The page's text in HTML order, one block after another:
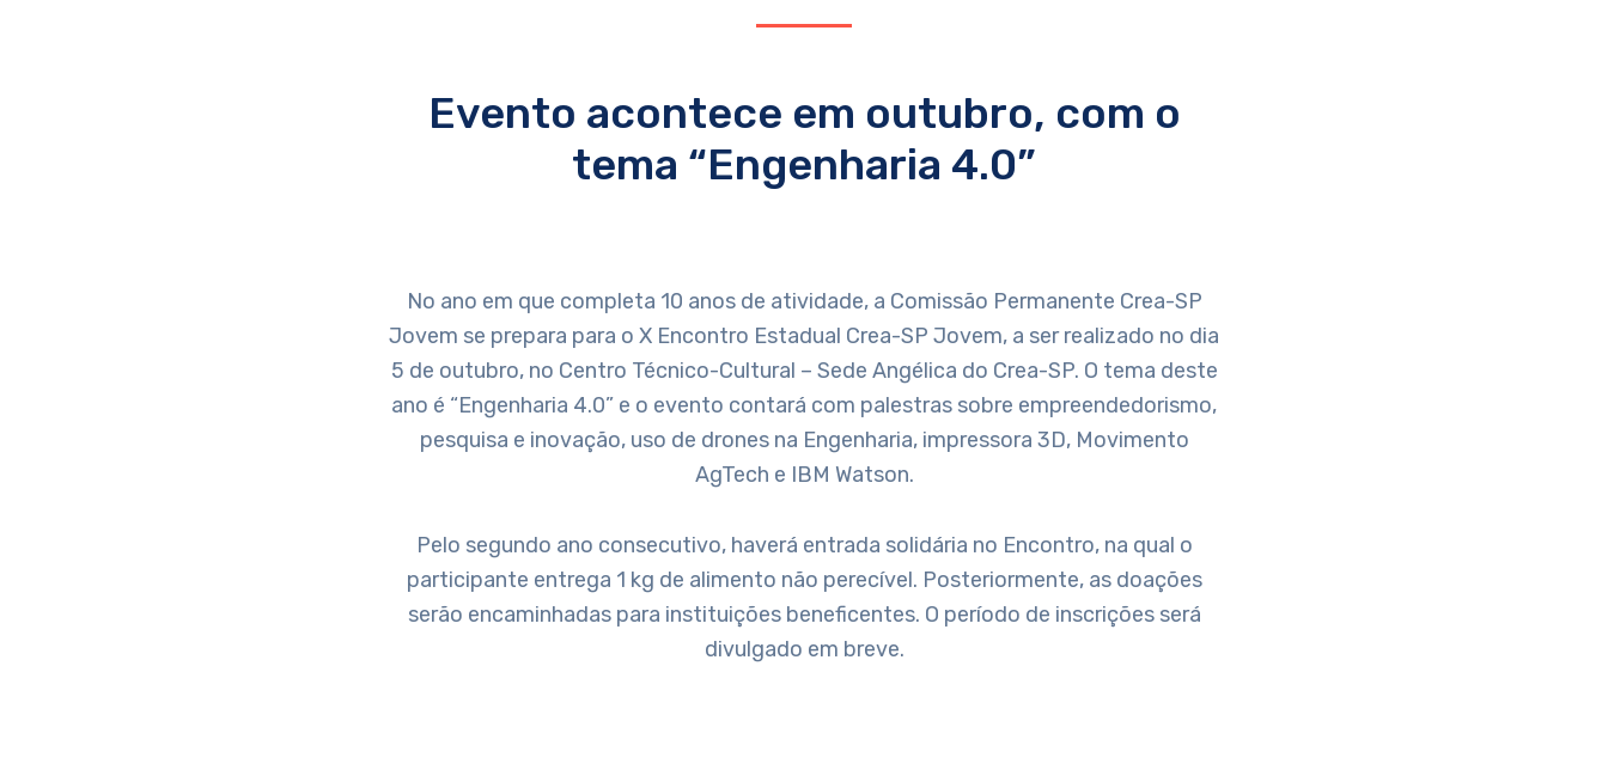
Evento acontece em outubro, com o
tema “Engenharia 4.0”
No ano em que completa 10 anos de atividade, a Comissão Permanente Crea-SP
Jovem se prepara para o X Encontro Estadual Crea-SP Jovem, a ser realizado no dia
5 de outubro, no Centro Técnico-Cultural – Sede Angélica do Crea-SP. O tema deste
ano é “Engenharia 4.0” e o evento contará com palestras sobre empreendedorismo,
pesquisa e inovação, uso de drones na Engenharia, impressora 3D, Movimento
AgTech e IBM Watson.
Pelo segundo ano consecutivo, haverá entrada solidária no Encontro, na qual o
participante entrega 1 kg de alimento não perecível. Posteriormente, as doações
serão encaminhadas para instituições beneficentes. O período de inscrições será
divulgado em breve.